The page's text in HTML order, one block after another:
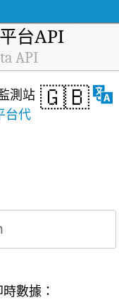
台API
API
🇬🇧
測站
台代
數據：